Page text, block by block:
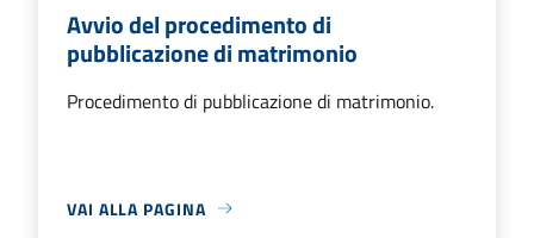
Avvio del procedimento di
pubblicazione di matrimonio
Procedimento di pubblicazione di matrimonio.
VAI ALLA PAGINA